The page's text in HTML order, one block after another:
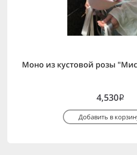
Моно из кустовой розы
4,530i
Добавить в